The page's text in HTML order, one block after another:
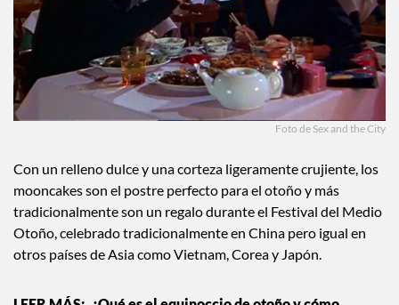
Con un relleno dulce y una corteza ligeramente crujiente, los
mooncakes son el postre perfecto para el otoño y más
tradicionalmente son un regalo durante el Festival del Medio
Otoño, celebrado tradicionalmente en China pero igual en